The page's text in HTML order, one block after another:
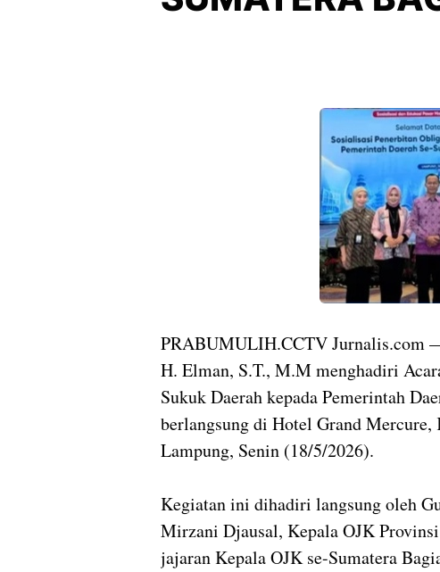
PRABUMULIH.CCTV Jurnalis.com
H. Elman, S.T., M.M menghadiri
Sukuk Daerah kepada Pemerintah
berlangsung di Hotel Grand
Lampung, Senin (18/5/2026).
Kegiatan ini dihadiri langsung oleh
Mirzani Djausal, Kepala OJK
jajaran Kepala OJK se-Sumatera